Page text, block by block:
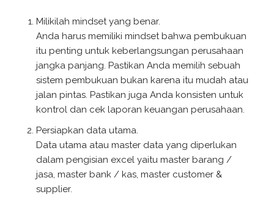
Milikilah mindset yang benar.
Anda harus memiliki mindset bahwa pembukuan
itu penting untuk keberlangsungan perusahaan
jangka panjang. Pastikan Anda memilih sebuah
sistem pembukuan bukan karena itu mudah atau
jalan pintas. Pastikan juga Anda konsisten untuk
kontrol dan cek laporan keuangan perusahaan.
Persiapkan data utama.
Data utama atau master data yang diperlukan
dalam pengisian excel yaitu master barang /
jasa, master bank / kas, master customer &
supplier.